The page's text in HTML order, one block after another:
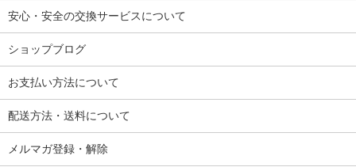
安心・安全の交換サービスについて
ショップブログ
お支払い方法について
配送方法・送料について
メルマガ登録・解除